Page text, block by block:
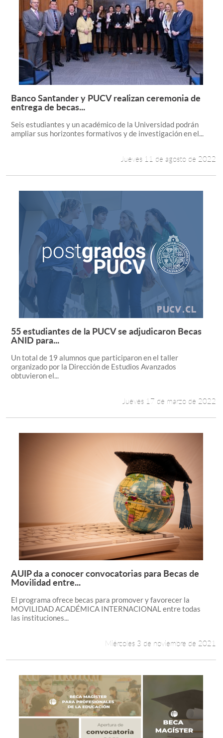
Leer más +
Banco Santander y PUCV realizan ceremonia de
entrega de becas...
Seis estudiantes y un académico de la Universidad podrán
ampliar sus horizontes formativos y de investigación en el...
Jueves 11 de agosto de 2022
Leer más +
55 estudiantes de la PUCV se adjudicaron Becas
ANID para...
Un total de 19 alumnos que participaron en el taller
organizado por la Dirección de Estudios Avanzados
obtuvieron el...
Jueves 17 de marzo de 2022
Leer más +
AUIP da a conocer convocatorias para Becas de
Movilidad entre...
El programa ofrece becas para promover y favorecer la
MOVILIDAD ACADÉMICA INTERNACIONAL entre todas
las instituciones...
Miércoles 3 de noviembre de 2021